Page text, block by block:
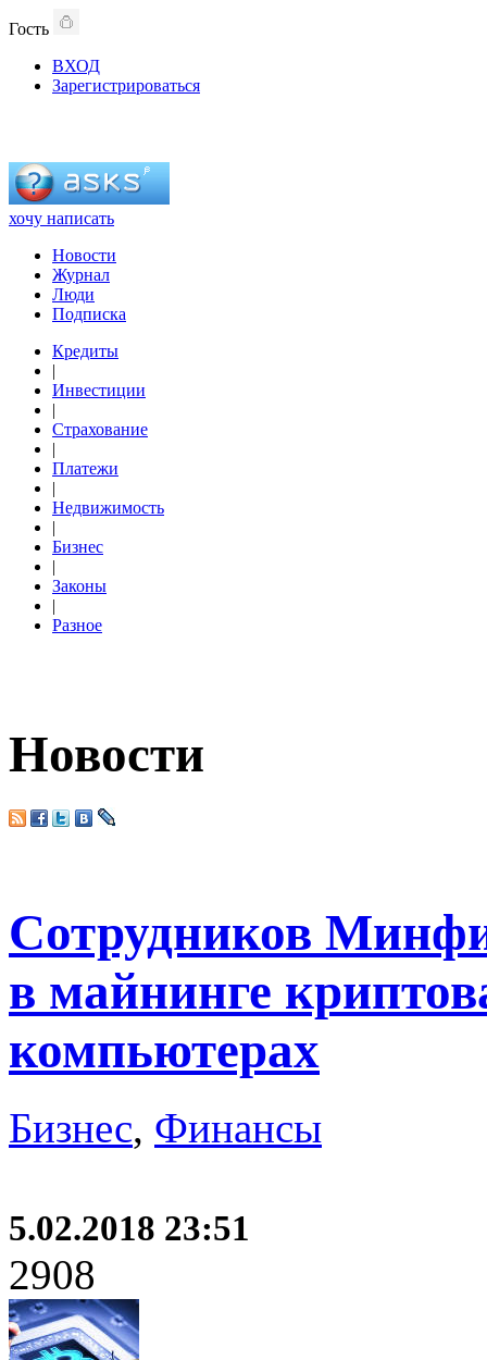
Гость
ВХОД
Зарегистрироваться
хочу написать
Новости
Журнал
Люди
Подписка
Кредиты
|
Инвестиции
|
Страхование
|
Платежи
|
Недвижимость
|
Бизнес
|
Законы
|
Разное
Новости
Сотрудников
в майнинге
компьютерах
Бизнес, Финансы
5.02.2018 23:51
2908